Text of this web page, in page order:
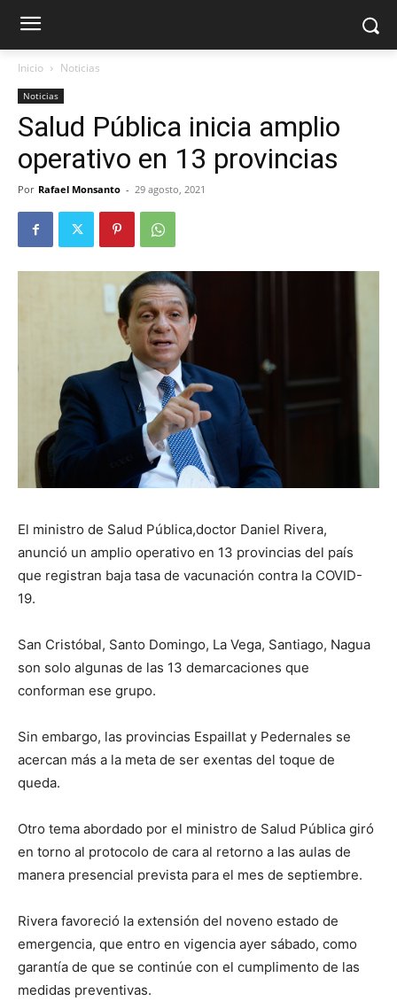
Inicio Noticias
Noticias
Salud Pública inicia amplio
operativo en 13 provincias
Por Rafael Monsanto - 29 agosto, 2021
El ministro de Salud Pública,doctor Daniel Rivera,
anunció un amplio operativo en 13 provincias del país
que registran baja tasa de vacunación contra la COVID-
19.
San Cristóbal, Santo Domingo, La Vega, Santiago, Nagua
son solo algunas de las 13 demarcaciones que
conforman ese grupo.
Sin embargo, las provincias Espaillat y Pedernales se
acercan más a la meta de ser exentas del toque de
queda.
Otro tema abordado por el ministro de Salud Pública giró
en torno al protocolo de cara al retorno a las aulas de
manera presencial prevista para el mes de septiembre.
Rivera favoreció la extensión del noveno estado de
emergencia, que entro en vigencia ayer sábado, como
garantía de que se continúe con el cumplimento de las
medidas preventivas.